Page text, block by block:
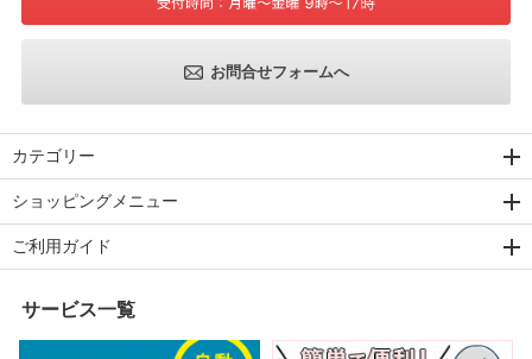
お問合せフォームへ
カテゴリー
ショッピングメニュー
ご利用ガイド
サービス一覧